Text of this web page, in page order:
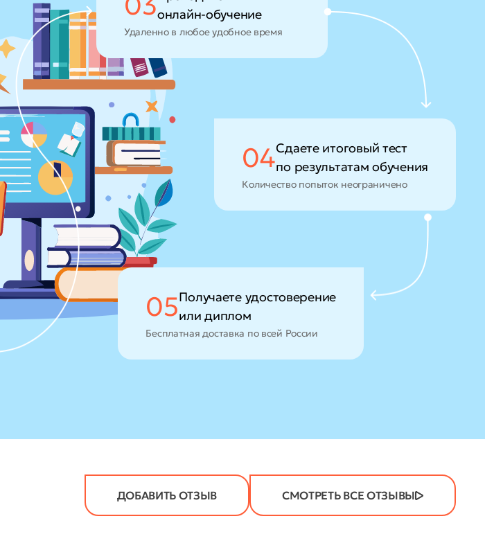
онлайн-обучение
Удаленно в любое удобное время
04Сдаете итоговый тест
по результатам обучения
Количество попыток неограничено
05Получаете удостоверение
или диплом
Бесплатная доставка по всей России
ДОБАВИТЬ ОТЗЫВ СМОТРЕТЬ ВСЕ ОТЗЫВЫ